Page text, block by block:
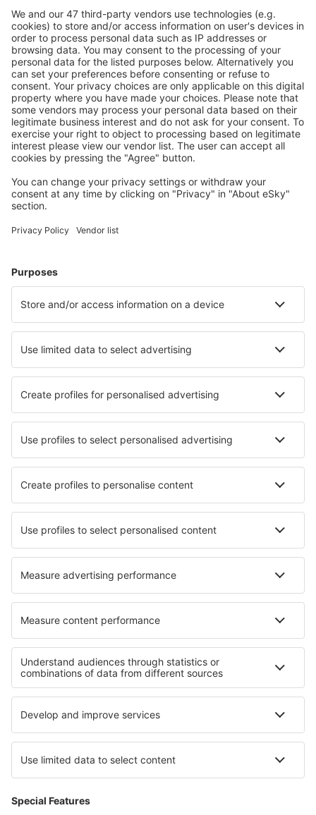
Economiseşte mai mult
Prețuri atractive și oferte speciale pentru utilizatorii
conectați.
Cazarea preferată
Alege din peste 1,3 mil. de opţiuni: hoteluri, cabane,
apartamente și altele.
Cele mai căutate hoteluri de către utilizatorii eSky
Hoteluri în Franţa - Orașe populare
Hoteluri în Montgenevre
Hoteluri în Lcge-Cap-Ferret
Hoteluri în Roquebrune-Cap-Martin
Hoteluri în Les Sables-d`Olonne
Cele mai bune hoteluri - orașe
Hoteluri în Villa Ottone Hoteluri în Golmes
Hoteluri în Ludwigshafen am Rhein Hoteluri în Florence
Hoteluri în Goolwa Hoteluri în Dunham
Hoteluri Yablanitsa Hoteluri în Liebenburg
Cele mai bune hoteluri - regiuni
Hoteluri în Val Cenis Hoteluri în Lorraine
Hoteluri în Aquitania Hoteluri în Midi-Pyrenees
Hoteluri în Normandia Hoteluri pe Insula Paștelui
Hoteluri in Galicia Hoteluri în Lusatian Mountains
Hoteluri in Parcul Național Jotunheimen